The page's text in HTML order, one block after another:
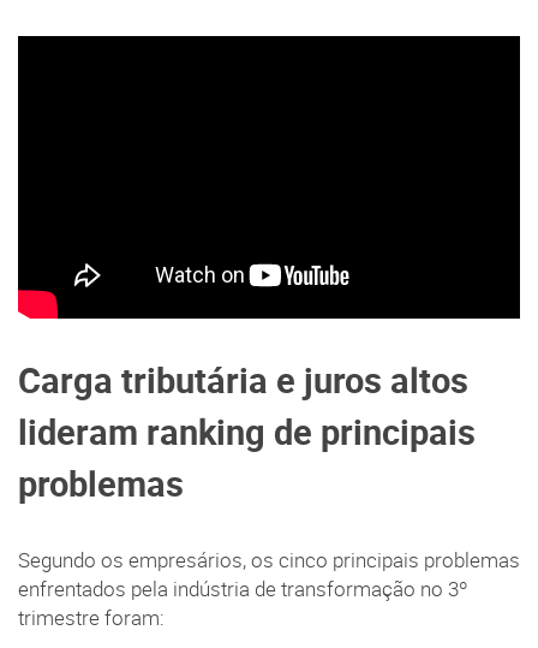
Carga tributária e juros altos
lideram ranking de principais
problemas
Segundo os empresários, os cinco principais problemas
enfrentados pela indústria de transformação no 3º
trimestre foram: